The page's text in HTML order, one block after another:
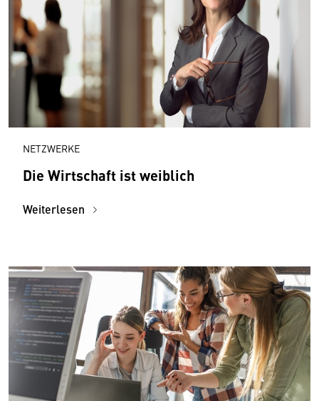
NETZWERKE
Die Wirtschaft ist weiblich
Weiterlesen